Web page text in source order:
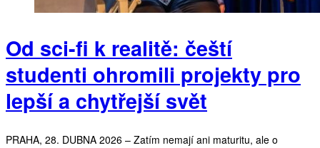
Od sci-fi k realitě: čeští
studenti ohromili projekty pro
lepší a chytřejší svět
PRAHA, 28. DUBNA 2026 – Zatím nemají ani maturitu, ale o